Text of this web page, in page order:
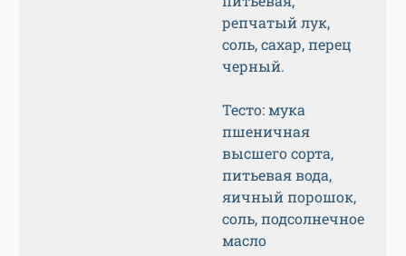
репчатый лук,
соль, сахар, перец
черный.
Тесто: мука
пшеничная
высшего сорта,
питьевая вода,
яичный порошок,
соль, подсолнечное
масло